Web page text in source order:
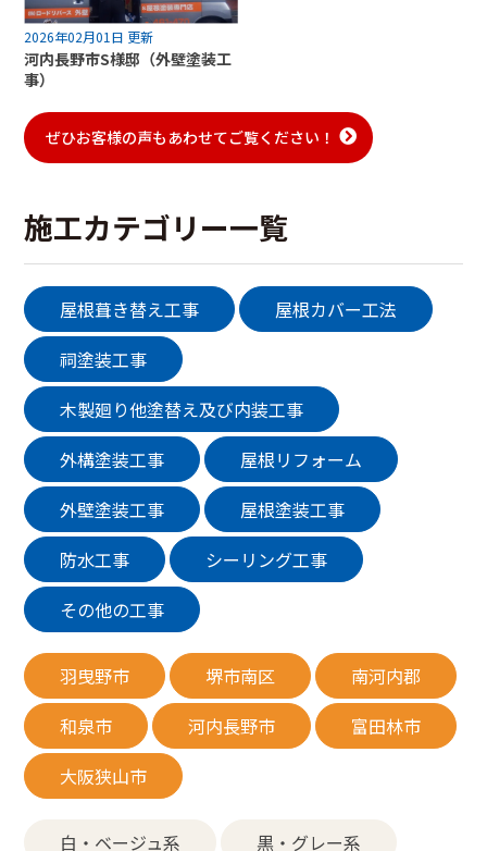
2026年02月01日 更新
河内長野市S様邸（外壁塗装工
事）
ぜひお客様の声もあわせてご覧ください！
施工カテゴリー一覧
屋根葺き替え工事
屋根カバー工法
祠塗装工事
木製廻り他塗替え及び内装工事
外構塗装工事
屋根リフォーム
外壁塗装工事
屋根塗装工事
防水工事
シーリング工事
その他の工事
羽曳野市 堺市南区
南河内郡
和泉市
河内長野市
富田林市
大阪狭山市
白・ベージュ系 黒・グレー系